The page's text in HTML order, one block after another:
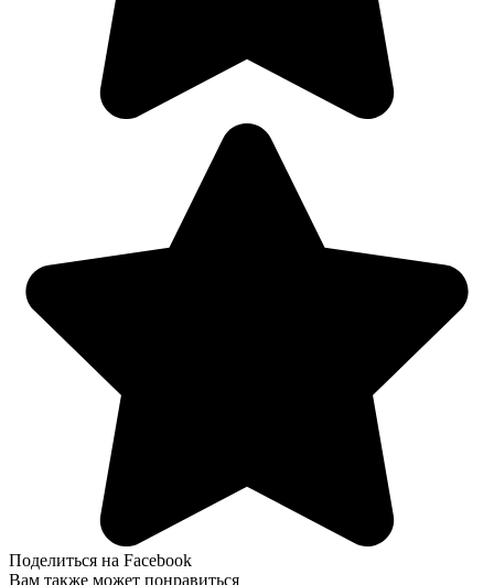
Поделиться на Facebook
Вам также может понравиться